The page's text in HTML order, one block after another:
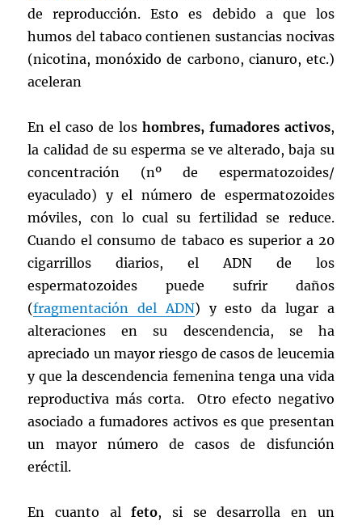
de reproducción. Esto es debido a que los
humos del tabaco contienen sustancias nocivas
(nicotina, monóxido de carbono, cianuro, etc.)
aceleran
En el caso de los hombres, fumadores activos,
la calidad de su esperma se ve alterado, baja su
concentración (nº de espermatozoides/
eyaculado) y el número de espermatozoides
móviles, con lo cual su fertilidad se reduce.
Cuando el consumo de tabaco es superior a 20
cigarrillos diarios, el ADN de los
espermatozoides puede sufrir daños
(fragmentación del ADN) y esto da lugar a
alteraciones en su descendencia, se ha
apreciado un mayor riesgo de casos de leucemia
y que la descendencia femenina tenga una vida
reproductiva más corta. Otro efecto negativo
asociado a fumadores activos es que presentan
un mayor número de casos de disfunción
eréctil.
En cuanto alfeto, si se desarrolla en un